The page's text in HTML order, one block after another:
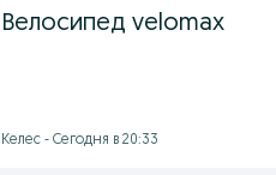
Велосипед velomax
Келес - Сегодня в 20:33